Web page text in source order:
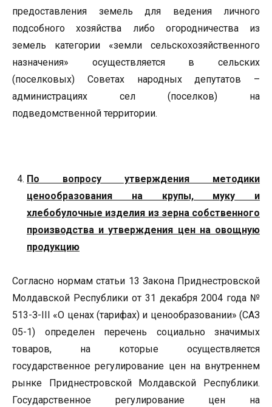
предоставления земель для ведения личного
подсобного хозяйства либо огородничества из
земель категории «земли сельскохозяйственного
назначения» осуществляется в сельских
(поселковых) Советах народных депутатов –
администрациях сел (поселков) на
подведомственной территории.
По вопросу утверждения методики
ценообразования на крупы, муку и
хлебобулочные изделия из зерна собственного
производства и утверждения цен на овощную
продукцию
Согласно нормам статьи 13 Закона Приднестровской
Молдавской Республики от 31 декабря 2004 года №
513-З-III «О ценах (тарифах) и ценообразовании» (САЗ
05-1) определен перечень социально значимых
товаров, на которые осуществляется
государственное регулирование цен на внутреннем
рынке Приднестровской Молдавской Республики.
Государственное регулирование цен на